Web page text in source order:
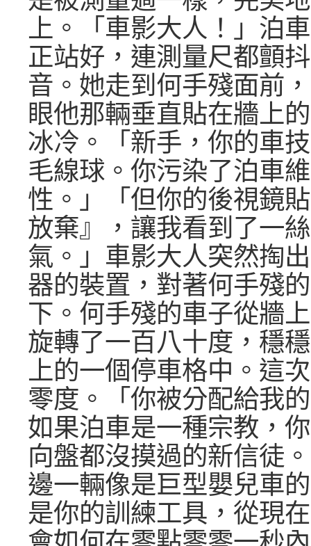
上。「車影大人！」泊
正站好，連測量尺都顫
音。她走到何手殘面前
眼他那輛垂直貼在牆上
冰冷。「新手，你的車
毛線球。你污染了泊車
性。」「但你的後視鏡
放棄』，讓我看到了一
氣。」車影大人突然掏
器的裝置，對著何手殘
下。何手殘的車子從牆
旋轉了一百八十度，穩
上的一個停車格中。這
零度。「你被分配給我
如果泊車是一種宗教，
向盤都沒摸過的新信徒
邊一輛像是巨型嬰兒車
是你的訓練工具，從現